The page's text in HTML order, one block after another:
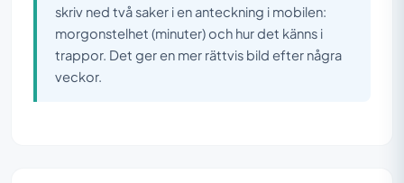
skriv ned två saker i en anteckning i mobilen:
morgonstelhet (minuter) och hur det känns i
trappor. Det ger en mer rättvis bild efter några
veckor.